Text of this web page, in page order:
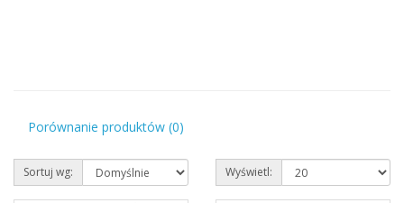
Porównanie produktów (0)
Sortuj wg: Wyświetl: